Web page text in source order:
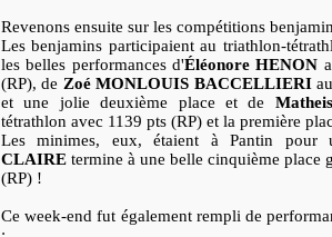
Revenons ensuite sur les compétitions
Les benjamins participaient au triathlon-
les belles performances d'Éléonore HENON
(RP), de Zoé MONLOUIS BACCELLIERI
et une jolie deuxième place et de
tétrathlon avec 1139 pts (RP) et la première
Les minimes, eux, étaient à Pantin pour
CLAIRE termine à une belle cinquième place
(RP) !
Ce week-end fut également rempli de